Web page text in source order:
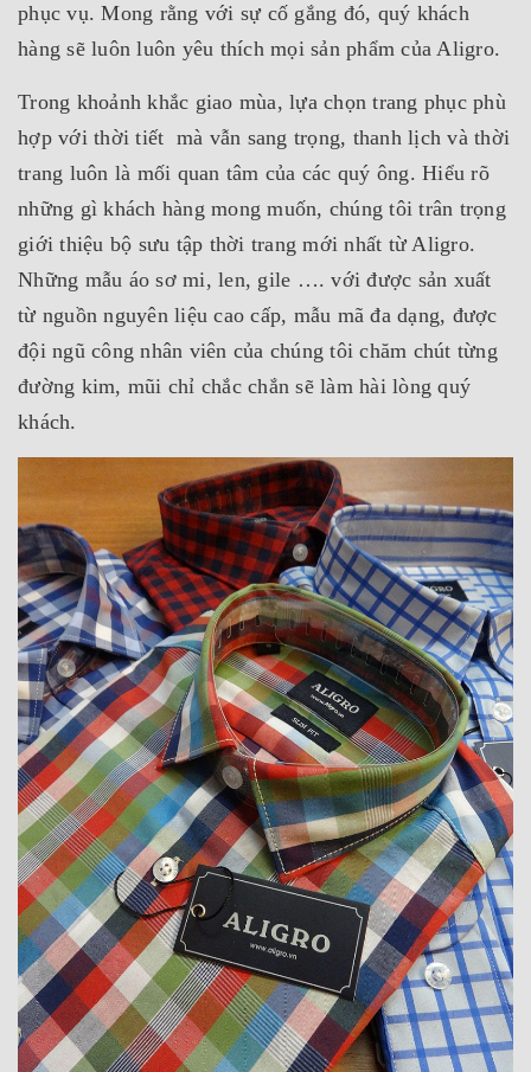
phục vụ. Mong rằng với sự cố gắng đó, quý khách
hàng sẽ luôn luôn yêu thích mọi sản phẩm của Aligro.
Trong khoảnh khắc giao mùa, lựa chọn trang phục phù
hợp với thời tiết mà vẫn sang trọng, thanh lịch và thời
trang luôn là mối quan tâm của các quý ông. Hiểu rõ
những gì khách hàng mong muốn, chúng tôi trân trọng
giới thiệu bộ sưu tập thời trang mới nhất từ Aligro.
Những mẫu áo sơ mi, len, gile …. với được sản xuất
từ nguồn nguyên liệu cao cấp, mẫu mã đa dạng, được
đội ngũ công nhân viên của chúng tôi chăm chút từng
đường kim, mũi chỉ chắc chắn sẽ làm hài lòng quý
khách.